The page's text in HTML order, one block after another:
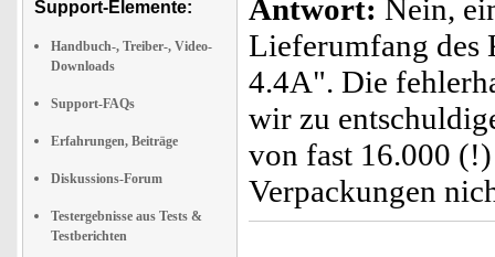
Support-Elemente:
Handbuch-, Treiber-, Video-
Downloads
Support-FAQs
Erfahrungen, Beiträge
Diskussions-Forum
Testergebnisse aus Tests &
Testberichten
Antwort: Nein,
Lieferumfang
4.4A". Die
wir zu
von fast 16.000
Verpackungen